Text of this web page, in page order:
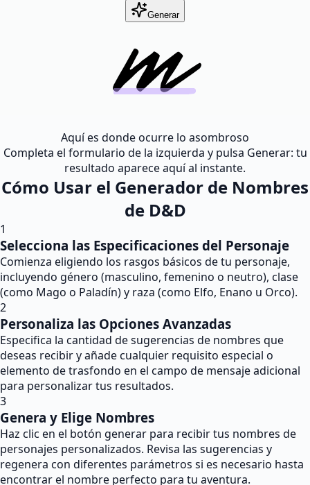
Generar
Aquí es donde ocurre lo asombroso
Completa el formulario de la izquierda y pulsa Generar: tu
resultado aparece aquí al instante.
Cómo Usar el Generador de Nombres
de D&D
1
Selecciona las Especificaciones del Personaje
Comienza eligiendo los rasgos básicos de tu personaje,
incluyendo género (masculino, femenino o neutro), clase
(como Mago o Paladín) y raza (como Elfo, Enano u Orco).
2
Personaliza las Opciones Avanzadas
Especifica la cantidad de sugerencias de nombres que
deseas recibir y añade cualquier requisito especial o
elemento de trasfondo en el campo de mensaje adicional
para personalizar tus resultados.
3
Genera y Elige Nombres
Haz clic en el botón generar para recibir tus nombres de
personajes personalizados. Revisa las sugerencias y
regenera con diferentes parámetros si es necesario hasta
encontrar el nombre perfecto para tu aventura.